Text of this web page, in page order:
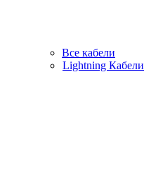
Все кабели
Lightning Кабели